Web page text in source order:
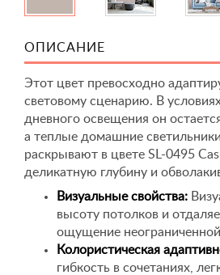
ОПИСАНИЕ
Этот цвет превосходно
световому сценарию. В
дневного освещения он
а теплые домашние
раскрывают в цвете SL-0495
деликатную глубину и
Визуальные свойства:
высоту потолков и
ощущение
Колористическая
гибкость в сочетаниях,